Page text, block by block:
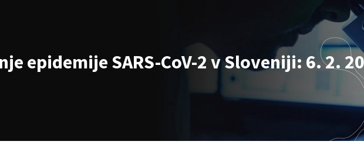
epidemije SARS-CoV-2 v Sloveniji: 6. 2.